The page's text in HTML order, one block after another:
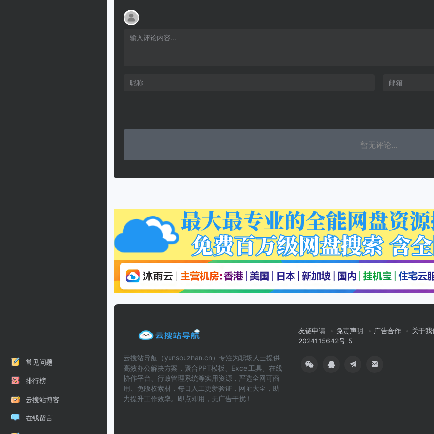
常见问题
排行榜
云搜站博客
在线留言
暂无评论...
云搜站导航（yunsouzhan.cn）专注为职场人士提供
高效办公解决方案，聚合PPT模板、Excel工具、在线
协作平台、行政管理系统等实用资源，严选全网可商
用、免版权素材，每日人工更新验证，网址大全，助
力提升工作效率。即点即用，无广告干扰！
友链申请 免责声明 广告合作
关于我
2024115642号-5